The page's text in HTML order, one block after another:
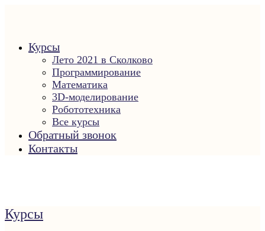
Курсы
Лето 2021 в Сколково
Программирование
Математика
3D-моделирование
Робототехника
Все курсы
Обратный звонок
Контакты
Курсы